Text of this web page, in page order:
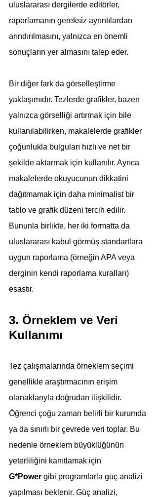
uluslararası dergilerde editörler,
raporlamanın gereksiz ayrıntılardan
arındırılmasını, yalnızca en önemli
sonuçların yer almasını talep eder.
Bir diğer fark da görselleştirme
yaklaşımıdır. Tezlerde grafikler, bazen
yalnızca görselliği artırmak için bile
kullanılabilirken, makalelerde grafikler
çoğunlukla bulguları hızlı ve net bir
şekilde aktarmak için kullanılır. Ayrıca
makalelerde okuyucunun dikkatini
dağıtmamak için daha minimalist bir
tablo ve grafik düzeni tercih edilir.
Bununla birlikte, her iki formatta da
uluslararası kabul görmüş standartlara
uygun raporlama (örneğin APA veya
derginin kendi raporlama kuralları)
esastır.
3. Örneklem ve Veri
Kullanımı
Tez çalışmalarında örneklem seçimi
genellikle araştırmacının erişim
olanaklarıyla doğrudan ilişkilidir.
Öğrenci çoğu zaman belirli bir kurumda
ya da sınırlı bir çevrede veri toplar. Bu
nedenle örneklem büyüklüğünün
yeterliliğini kanıtlamak için
G*Power gibi programlarla güç analizi
yapılması beklenir. Güç analizi,